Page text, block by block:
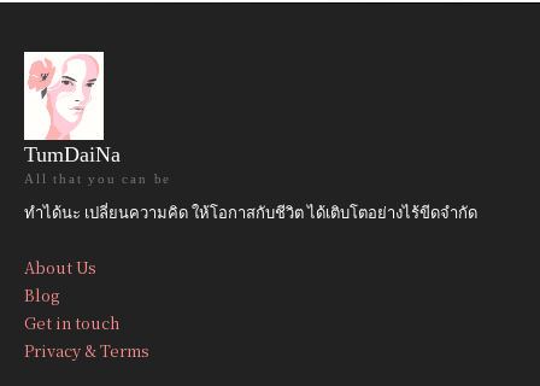
TumDaiNa
All that you can be
ทำได้นะ เปลี่ยนความคิด ให้โอกาสกับชีวิต ได้เติบโตอย่างไร้ขีดจำกัด
About Us
Blog
Get in touch
Privacy & Terms